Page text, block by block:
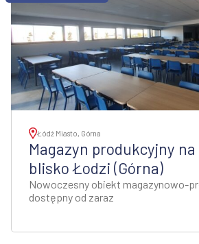
Łódź Miasto, Górna
Magazyn produkcyjny
blisko Łodzi (Górna)
Nowoczesny obiekt magazynowo-
dostępny od zaraz